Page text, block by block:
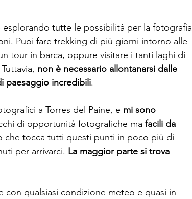
esplorando tutte le possibilità per la fotografia
Puoi fare trekking di più giorni intorno alle
tour in barca, oppure visitare i tanti laghi di
non è necessario allontanarsi dalle
paesaggio incredibili.
a Torres del Paine, e mi sono
di opportunità fotografiche ma facili da
che tocca tutti questi punti in poco più di
per arrivarci. La maggior parte si trova
qualsiasi condizione meteo e quasi in